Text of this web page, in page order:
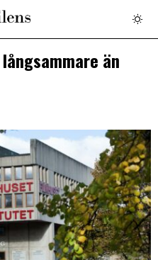
än